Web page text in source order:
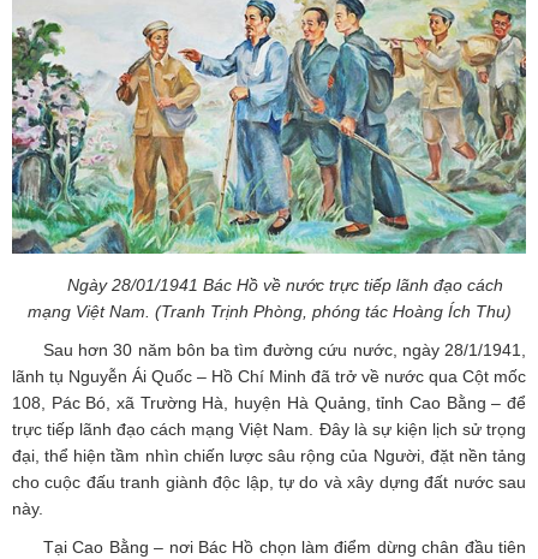
Ngày 28/01/1941 Bác Hồ về nước trực tiếp lãnh đạo cách
mạng Việt Nam. (Tranh Trịnh Phòng, phóng tác Hoàng Ích Thu)
Sau hơn 30 năm bôn ba tìm đường cứu nước, ngày 28/1/1941,
lãnh tụ Nguyễn Ái Quốc – Hồ Chí Minh đã trở về nước qua Cột mốc
108, Pác Bó, xã Trường Hà, huyện Hà Quảng, tỉnh Cao Bằng – để
trực tiếp lãnh đạo cách mạng Việt Nam. Đây là sự kiện lịch sử trọng
đại, thể hiện tầm nhìn chiến lược sâu rộng của Người, đặt nền tảng
cho cuộc đấu tranh giành độc lập, tự do và xây dựng đất nước sau
này.
Tại Cao Bằng – nơi Bác Hồ chọn làm điểm dừng chân đầu tiên